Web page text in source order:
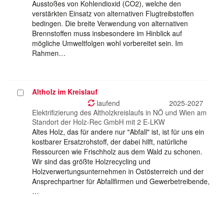
Ausstoßes von Kohlendioxid (CO2), welche den
verstärkten Einsatz von alternativen Flugtreibstoffen
bedingen. Die breite Verwendung von alternativen
Brennstoffen muss insbesondere im Hinblick auf
mögliche Umweltfolgen wohl vorbereitet sein. Im
Rahmen…
ProjektAltholz im Kreislauf
laufend
2025-2027
Elektrifizierung des Altholzkreislaufs in NÖ und Wien am
Standort der Holz-Rec GmbH mit 2 E-LKW
Altes Holz, das für andere nur "Abfall" ist, ist für uns ein
kostbarer Ersatzrohstoff, der dabei hilft, natürliche
Ressourcen wie Frischholz aus dem Wald zu schonen.
Wir sind das größte Holzrecycling und
Holzverwertungsunternehmen in Ostösterreich und der
Ansprechpartner für Abfallfirmen und Gewerbetreibende,
…